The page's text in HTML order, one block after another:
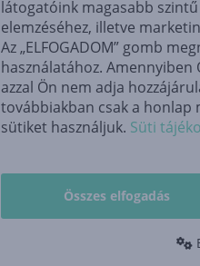
Új Uncharted
látogatóink magasabb
elemzéséhez, illetve
Az „ELFOGADOM” gomb
használatához.
azzal Ön nem adja
továbbiakban csak a honlap
sütiket használjuk. Süti
Összes elfogadás